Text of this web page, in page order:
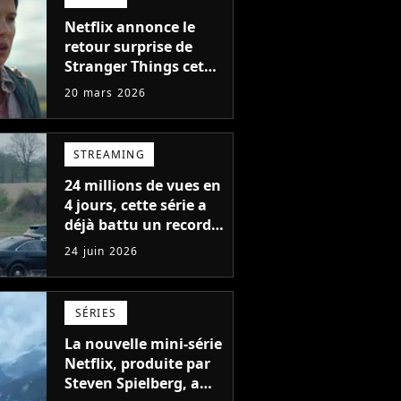
Netflix annonce le
retour surprise de
Stranger Things cet
été avec sa version
décision historique
20 mars 2026
STREAMING
24 millions de vues en
4 jours, cette série a
déjà battu un record
en 2026 sur Netflix
24 juin 2026
SÉRIES
La nouvelle mini-série
Netflix, produite par
Steven Spielberg, a